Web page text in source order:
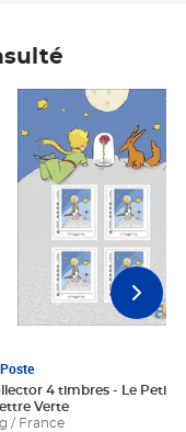
4 timbres - Le Petit
Verte
/ France
6,25€ HT